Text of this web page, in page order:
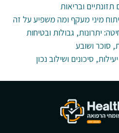
ובריאות
מיני מעקף ומה משפיע על זה
יתרונות, גבולות ובטיחות
סוכר ושובע
סיכונים ושילוב נכון